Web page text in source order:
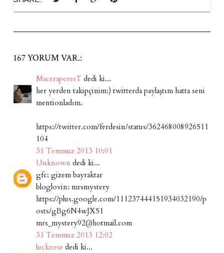
167 YORUM VAR.:
MaceraperesTdedi ki...
her yerden takipçinim:) twitterda paylaştım hatta seni
mentionladım.
https://twitter.com/ferdesin/status/362468008926511
104
31 Temmuz 2013 10:01
Unknown dedi ki...
gfc: gizem bayraktar
bloglovin: mrsmystery
https://plus.google.com/111237444151934032190/p
osts/gBg6N4wJX51
mrs_mystery92@hotmail.com
31 Temmuz 2013 12:02
luckrose dedi ki...